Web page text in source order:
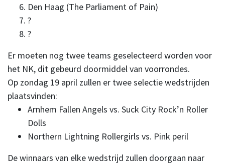
Den Haag (The Parliament of Pain)
?
?
Er moeten nog twee teams geselecteerd worden voor
het NK, dit gebeurd doormiddel van voorrondes.
Op zondag 19 april zullen er twee selectie wedstrijden
plaatsvinden:
Arnhem Fallen Angels vs. Suck City Rock’n Roller
Dolls
Northern Lightning Rollergirls vs. Pink peril
De winnaars van elke wedstrijd zullen doorgaan naar